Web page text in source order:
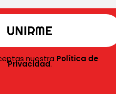
nuestra Política de
Privacidad.